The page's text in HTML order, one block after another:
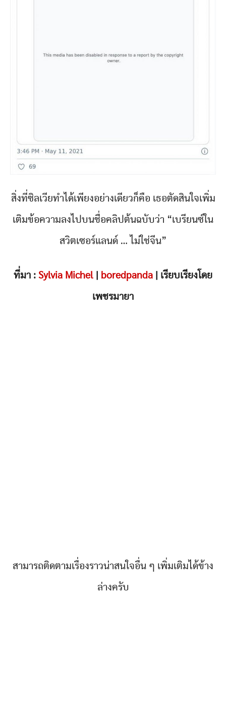
สิ่งที่ซิลเวียทำได้เพียงอย่างเดียวก็คือ เธอตัดสินใจเพิ่ม
เติมข้อความลงไปบนชื่อคลิปต้นฉบับว่า “เบรียนซ์ใน
สวิตเซอร์แลนด์ … ไม่ใช่จีน”
ที่มา : Sylvia Michel boredpanda | เรียบเรียงโดย
เพชรมายา
สามารถติดตามเรื่องราวน่าสนใจอื่น ๆ เพิ่มเติมได้ข้าง
ล่างครับ